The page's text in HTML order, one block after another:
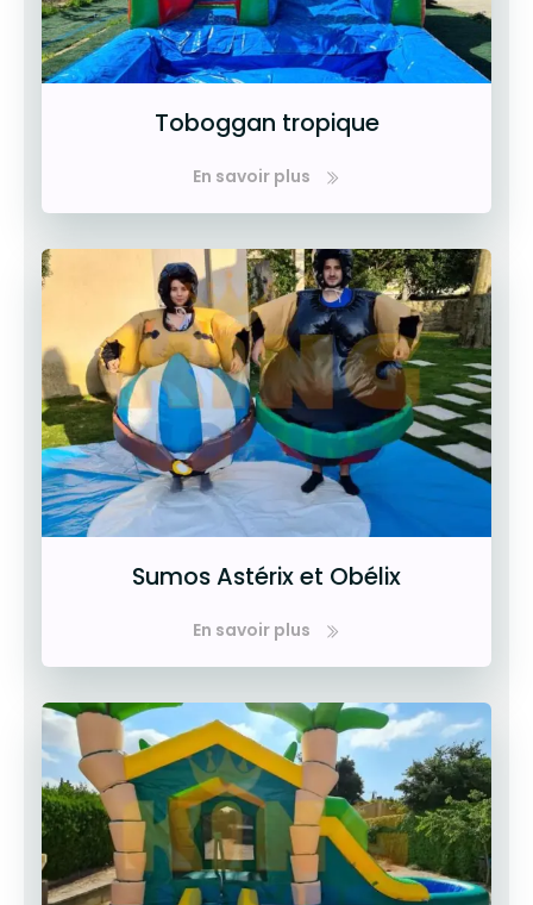
Toboggan tropique
En savoir plus
Sumos Astérix et Obélix
En savoir plus